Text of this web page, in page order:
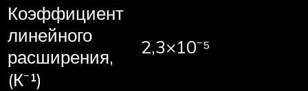
Коэффициент
линейного
расширения,
(К⁻¹)
2,3×10⁻⁵